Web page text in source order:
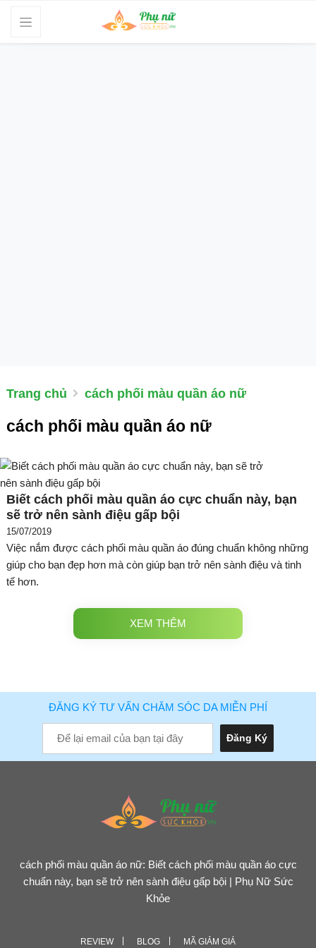
Trang chủ cách phối màu quần áo nữ
cách phối màu quần áo nữ
Biết cách phối màu quần áo cực chuẩn này, bạn
sẽ trở nên sành điệu gấp bội
15/07/2019
Việc nắm được cách phối màu quần áo đúng chuẩn không những
giúp cho bạn đẹp hơn mà còn giúp bạn trở nên sành điệu và tinh
tế hơn.
XEM THÊM
ĐĂNG KÝ TƯ VẤN CHĂM SÓC DA MIỄN PHÍ
cách phối màu quần áo nữ: Biết cách phối màu quần áo cực
chuẩn này, bạn sẽ trở nên sành điệu gấp bội | Phụ Nữ Sức
Khỏe
REVIEW BLOG MÃ GIẢM GIÁ